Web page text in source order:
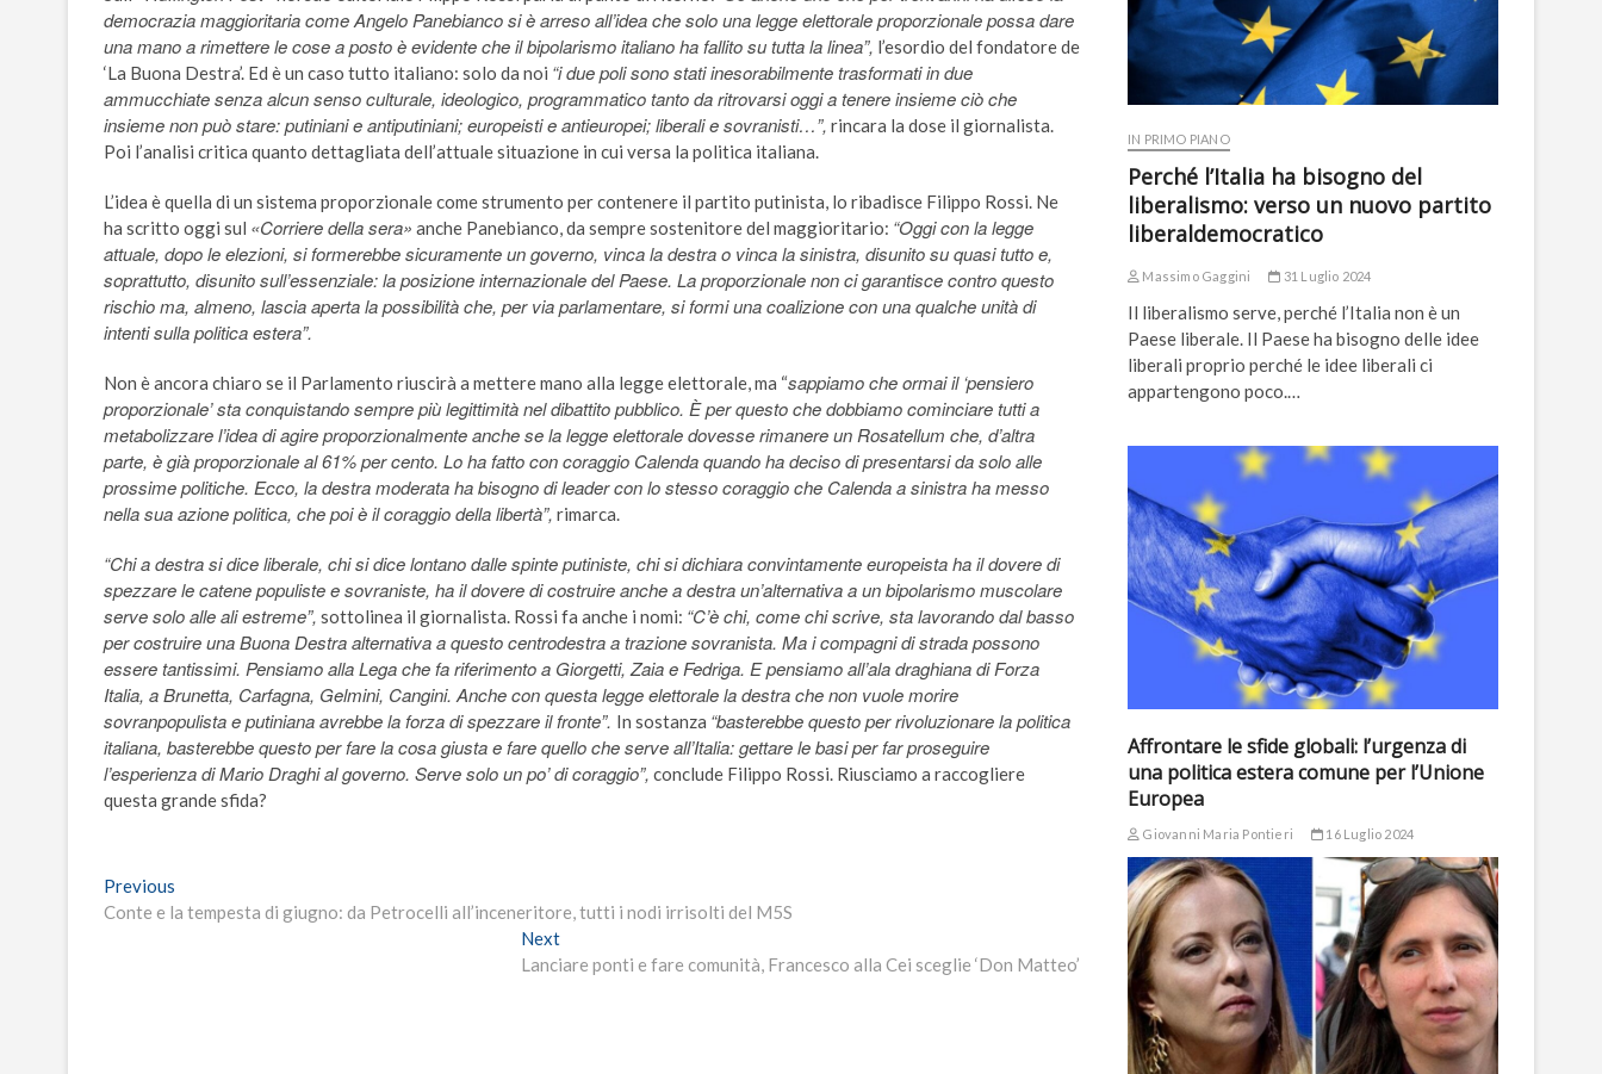
democrazia maggioritaria come Angelo Panebianco si è arreso all’idea che solo una legge elettorale proporzionale possa dare
una mano a rimettere le cose a posto è evidente che il bipolarismo italiano ha fallito su tutta la linea”, l’esordio del fondatore de
‘La Buona Destra’. Ed è un caso tutto italiano: solo da noi “i due poli sono stati inesorabilmente trasformati in due
ammucchiate senza alcun senso culturale, ideologico, programmatico tanto da ritrovarsi oggi a tenere insieme ciò che
insieme non può stare: putiniani e antiputiniani; europeisti e antieuropei; liberali e sovranisti…”, rincara la dose il giornalista.
Poi l’analisi critica quanto dettagliata dell’attuale situazione in cui versa la politica italiana.
L’idea è quella di un sistema proporzionale come strumento per contenere il partito putinista, lo ribadisce Filippo Rossi. Ne
ha scritto oggi sul «Corriere della sera» anche Panebianco, da sempre sostenitore del maggioritario: “Oggi con la legge
attuale, dopo le elezioni, si formerebbe sicuramente un governo, vinca la destra o vinca la sinistra, disunito su quasi tutto e,
soprattutto, disunito sull’essenziale: la posizione internazionale del Paese. La proporzionale non ci garantisce contro questo
rischio ma, almeno, lascia aperta la possibilità che, per via parlamentare, si formi una coalizione con una qualche unità di
intenti sulla politica estera”.
Non è ancora chiaro se il Parlamento riuscirà a mettere mano alla legge elettorale, ma “sappiamo che ormai il ‘pensiero
proporzionale’ sta conquistando sempre più legittimità nel dibattito pubblico. È per questo che dobbiamo cominciare tutti a
metabolizzare l’idea di agire proporzionalmente anche se la legge elettorale dovesse rimanere un Rosatellum che, d’altra
parte, è già proporzionale al 61% per cento. Lo ha fatto con coraggio Calenda quando ha deciso di presentarsi da solo alle
prossime politiche. Ecco, la destra moderata ha bisogno di leader con lo stesso coraggio che Calenda a sinistra ha messo
nella sua azione politica, che poi è il coraggio della libertà”, rimarca.
“Chi a destra si dice liberale, chi si dice lontano dalle spinte putiniste, chi si dichiara convintamente europeista ha il dovere di
spezzare le catene populiste e sovraniste, ha il dovere di costruire anche a destra un’alternativa a un bipolarismo muscolare
serve solo alle ali estreme”, sottolinea il giornalista. Rossi fa anche i nomi: “C’è chi, come chi scrive, sta lavorando dal basso
per costruire una Buona Destra alternativa a questo centrodestra a trazione sovranista. Ma i compagni di strada possono
essere tantissimi. Pensiamo alla Lega che fa riferimento a Giorgetti, Zaia e Fedriga. E pensiamo all’ala draghiana di Forza
Italia, a Brunetta, Carfagna, Gelmini, Cangini. Anche con questa legge elettorale la destra che non vuole morire
sovranpopulista e putiniana avrebbe la forza di spezzare il fronte”. In sostanza “basterebbe questo per rivoluzionare la politica
italiana, basterebbe questo per fare la cosa giusta e fare quello che serve all’Italia: gettare le basi per far proseguire
l’esperienza di Mario Draghi al governo. Serve solo un po’ di coraggio”, conclude Filippo Rossi. Riusciamo a raccogliere
questa grande sfida?
Navigazione
articoli
Previous
post:
Conte e la tempesta di giugno: da Petrocelli all’inceneritore, tutti i nodi irrisolti del M5S
NextNext
post:
Lanciare ponti e fare comunità, Francesco alla Cei sceglie ‘Don Matteo’
IN PRIMO PIANO
Perché l’Italia ha bisogno del
liberalismo: verso un nuovo partito
liberaldemocratico
Massimo Gaggini 31 Luglio 2024
Il liberalismo serve, perché l’Italia non è un
Paese liberale. Il Paese ha bisogno delle idee
liberali proprio perché le idee liberali ci
appartengono poco.…
Affrontare le sfide globali: l’urgenza di
una politica estera comune per l’Unione
Europea
Giovanni Maria Pontieri 16 Luglio 2024